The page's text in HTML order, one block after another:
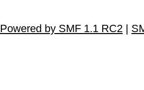
Powered by SMF 1.1 RC2 |